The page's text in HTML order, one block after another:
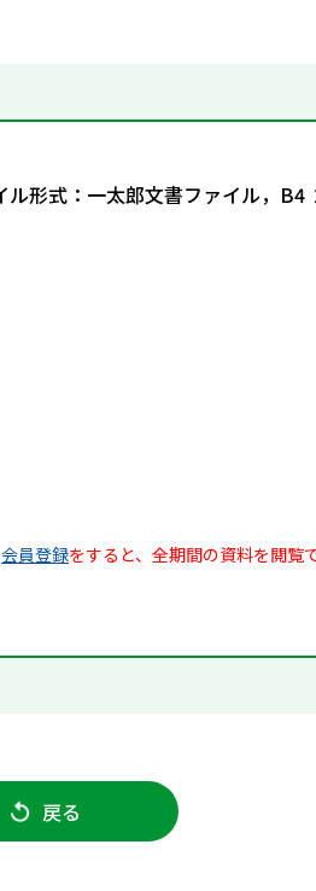
形式：一太郎文書ファイル，B4
会員登録をすると、全期間の資料を閲覧
戻る